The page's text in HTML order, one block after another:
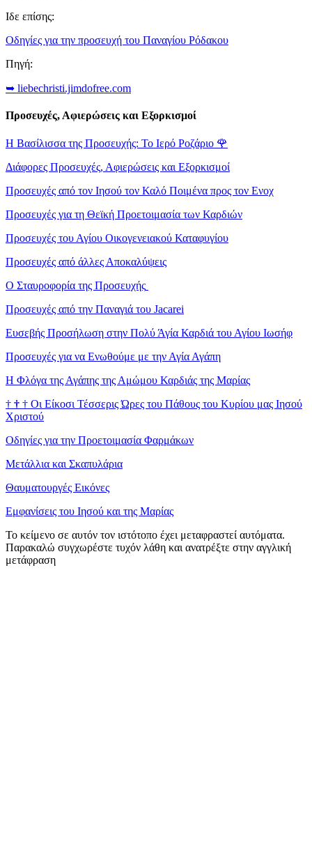
Ιδε επίσης:
Οδηγίες για την προσευχή του Παναγίου Ρόδακου
Πηγή:
➥ liebechristi.jimdofree.com
Προσευχές, Αφιερώσεις και Εξορκισμοί
Η Βασίλισσα της Προσευχής: Το Ιερό Ροζάριο 🌹
Διάφορες Προσευχές, Αφιερώσεις και Εξορκισμοί
Προσευχές από τον Ιησού τον Καλό Ποιμένα προς τον Ενοχ
Προσευχές για τη Θεϊκή Προετοιμασία των Καρδιών
Προσευχές του Αγίου Οικογενειακού Καταφυγίου
Προσευχές από άλλες Αποκαλύψεις
Ο Σταυροφορία της Προσευχής
Προσευχές από την Παναγιά του Jacarei
Ευσεβής Προσήλωση στην Πολύ Άγία Καρδιά του Αγίου Ιωσήφ
Προσευχές για να Ενωθούμε με την Αγία Αγάπη
Η Φλόγα της Αγάπης της Αμώμου Καρδιάς της Μαρίας
† † † Οι Είκοσι Τέσσερις Ώρες του Πάθους του Κυρίου μας Ιησού
Χριστού
Οδηγίες για την Προετοιμασία Φαρμάκων
Μετάλλια και Σκαπυλάρια
Θαυματουργές Εικόνες
Εμφανίσεις του Ιησού και της Μαρίας
Το κείμενο σε αυτόν τον ιστότοπο έχει μεταφραστεί αυτόματα.
Παρακαλώ συγχωρέστε τυχόν λάθη και ανατρέξτε στην αγγλική
μετάφραση